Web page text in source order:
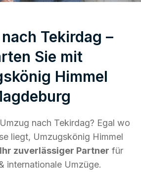
Tekirdag –
Sie mit
Himmel
nach Tekirdag? Egal wo
liegt, Umzugskönig Himmel
Ihr zuverlässiger Partner für
internationale Umzüge.